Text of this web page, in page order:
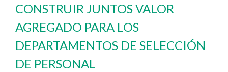
CONSTRUIR JUNTOS VALOR
AGREGADO PARA LOS
DEPARTAMENTOS DE SELECCIÓN
DE PERSONAL